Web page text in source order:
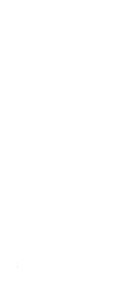
Traceur GPS enfant MiLi
Prix
24,00 €